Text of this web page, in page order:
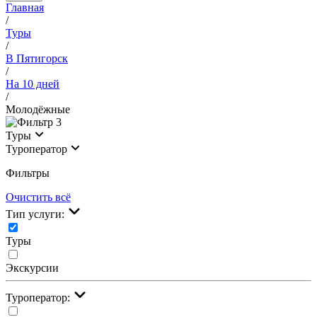
Главная
/
Туры
/
В Пятигорск
/
На 10 дней
/
Молодёжные
3
Туры
Туроператор
Фильтры
Очистить всё
Тип услуги:
Туры
Экскурсии
Туроператор: